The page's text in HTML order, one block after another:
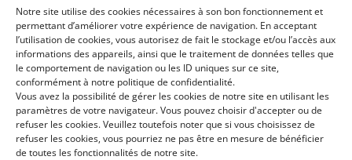
Notre site utilise des cookies nécessaires à son bon fonctionnement et
permettant d’améliorer votre expérience de navigation. En acceptant
l’utilisation de cookies, vous autorisez de fait le stockage et/ou l’accès aux
informations des appareils, ainsi que le traitement de données telles que
le comportement de navigation ou les ID uniques sur ce site,
conformément à notre politique de confidentialité.
Vous avez la possibilité de gérer les cookies de notre site en utilisant les
paramètres de votre navigateur. Vous pouvez choisir d'accepter ou de
refuser les cookies. Veuillez toutefois noter que si vous choisissez de
refuser les cookies, vous pourriez ne pas être en mesure de bénéficier
de toutes les fonctionnalités de notre site.
Hôtel de Ville
Place Robert Marcelpoil
01500 Ambérieu-en-Bugey
Tél : 04 74 46 17 00